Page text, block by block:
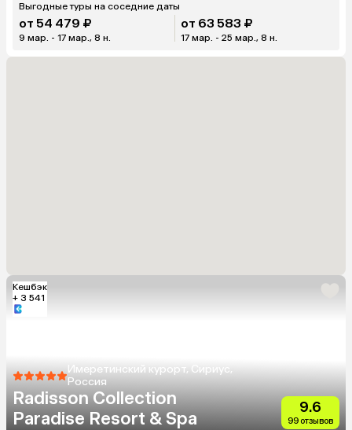
Выгодные туры на соседние даты
от 54 479 ₽
9 мар. - 17 мар., 8 н.
от 63 583 ₽
17 мар. - 25 мар., 8 н.
Кешбэк
+ 3 541
Имеретинский курорт, Сириус,
Россия
Radisson Collection
Paradise Resort & Spa
9.6
99 отзывов